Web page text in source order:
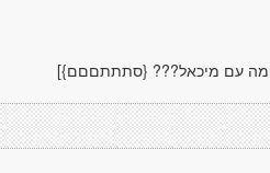
מה עם מיכאל??? {סתתתםםם}]